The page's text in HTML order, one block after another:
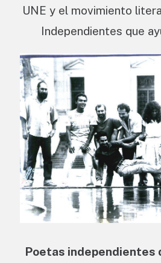
UNE y el movimiento
Independientes que
Poetas independientes